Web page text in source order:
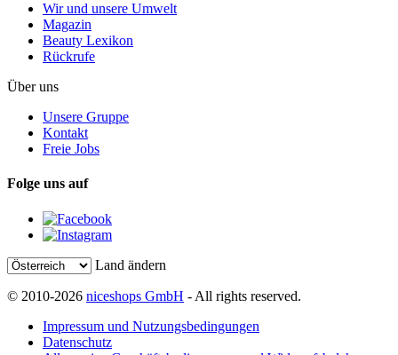
Wir und unsere Umwelt
Magazin
Beauty Lexikon
Rückrufe
Über uns
Unsere Gruppe
Kontakt
Freie Jobs
Folge uns auf
Land ändern
© 2010-2026 niceshops GmbH - All rights reserved.
Impressum und Nutzungsbedingungen
Datenschutz